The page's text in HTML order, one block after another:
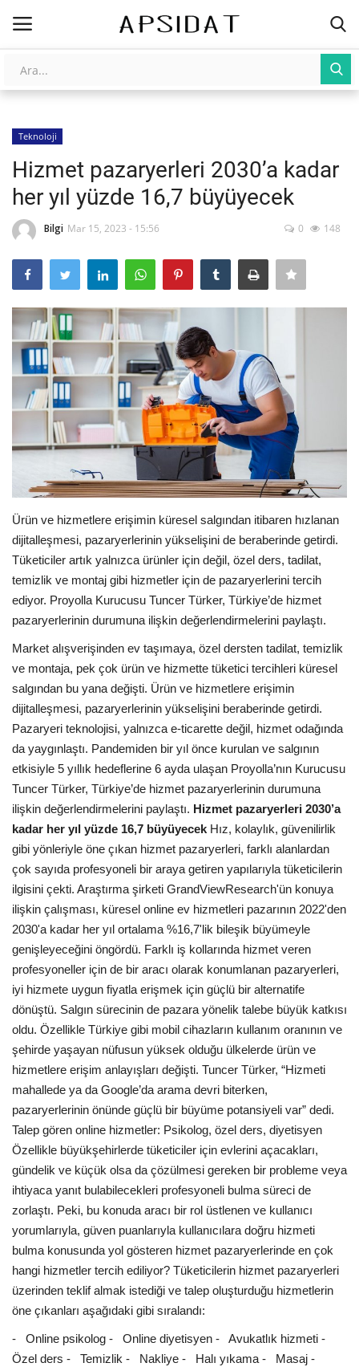
Giriş Kayıt Ol
AnaSayfa
Galeri
İletişim
Yapay Zeka
Üniversite Yayınları
Tarım
E-Devlet Sistemleri
Enerji
Teknoloji Kurumu
Teknoloji
Yazılım Dilleri
Programlar
Yazılımlar
Bilgiler
Veritabanı
Teknoloji
Hizmet pazaryerleri 2030’a kadar
her yıl yüzde 16,7 büyüyecek
Bilgi Mar 15, 2023 - 15:56 0 148
Ürün ve hizmetlere erişimin küresel salgından itibaren hızlanan
dijitalleşmesi, pazaryerlerinin yükselişini de beraberinde getirdi.
Tüketiciler artık yalnızca ürünler için değil, özel ders, tadilat,
temizlik ve montaj gibi hizmetler için de pazaryerlerini tercih
ediyor. Proyolla Kurucusu Tuncer Türker, Türkiye’de hizmet
pazaryerlerinin durumuna ilişkin değerlendirmelerini paylaştı.
Market alışverişinden ev taşımaya, özel dersten tadilat, temizlik
ve montaja, pek çok ürün ve hizmette tüketici tercihleri küresel
salgından bu yana değişti. Ürün ve hizmetlere erişimin
dijitalleşmesi, pazaryerlerinin yükselişini beraberinde getirdi.
Pazaryeri teknolojisi, yalnızca e-ticarette değil, hizmet odağında
da yaygınlaştı. Pandemiden bir yıl önce kurulan ve salgının
etkisiyle 5 yıllık hedeflerine 6 ayda ulaşan Proyolla’nın Kurucusu
Tuncer Türker, Türkiye’de hizmet pazaryerlerinin durumuna
ilişkin değerlendirmelerini paylaştı. Hizmet pazaryerleri 2030’a
kadar her yıl yüzde 16,7 büyüyecek Hız, kolaylık, güvenilirlik
gibi yönleriyle öne çıkan hizmet pazaryerleri, farklı alanlardan
çok sayıda profesyoneli bir araya getiren yapılarıyla tüketicilerin
ilgisini çekti. Araştırma şirketi GrandViewResearch'ün konuya
ilişkin çalışması, küresel online ev hizmetleri pazarının 2022'den
2030'a kadar her yıl ortalama %16,7'lik bileşik büyümeyle
genişleyeceğini öngördü. Farklı iş kollarında hizmet veren
profesyoneller için de bir aracı olarak konumlanan pazaryerleri,
iyi hizmete uygun fiyatla erişmek için güçlü bir alternatife
dönüştü. Salgın sürecinin de pazara yönelik talebe büyük katkısı
oldu. Özellikle Türkiye gibi mobil cihazların kullanım oranının ve
şehirde yaşayan nüfusun yüksek olduğu ülkelerde ürün ve
hizmetlere erişim anlayışları değişti. Tuncer Türker, “Hizmeti
mahallede ya da Google’da arama devri biterken,
pazaryerlerinin önünde güçlü bir büyüme potansiyeli var” dedi.
Talep gören online hizmetler: Psikolog, özel ders, diyetisyen
Özellikle büyükşehirlerde tüketiciler için evlerini açacakları,
gündelik ve küçük olsa da çözülmesi gereken bir probleme veya
ihtiyaca yanıt bulabilecekleri profesyoneli bulma süreci de
zorlaştı. Peki, bu konuda aracı bir rol üstlenen ve kullanıcı
yorumlarıyla, güven puanlarıyla kullanıcılara doğru hizmeti
bulma konusunda yol gösteren hizmet pazaryerlerinde en çok
hangi hizmetler tercih ediliyor? Tüketicilerin hizmet pazaryerleri
üzerinden teklif almak istediği ve talep oluşturduğu hizmetlerin
öne çıkanları aşağıdaki gibi sıralandı:
- Online psikolog - Online diyetisyen - Avukatlık hizmeti -
Özel ders - Temizlik - Nakliye - Halı yıkama - Masaj -